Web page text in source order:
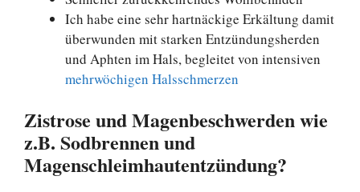
Ich habe eine sehr hartnäckige Erkältung damit
überwunden mit starken Entzündungsherden
und Aphten im Hals, begleitet von intensiven
mehrwöchigen Halsschmerzen
Zistrose und Magenbeschwerden wie
z.B. Sodbrennen und
Magenschleimhautentzündung?